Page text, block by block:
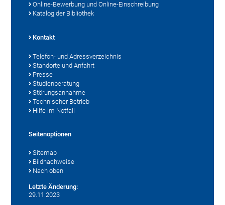
Online-Bewerbung und Online-Einschreibung
Katalog der Bibliothek
Kontakt
Telefon- und Adressverzeichnis
Standorte und Anfahrt
Presse
Studienberatung
Störungsannahme
Technischer Betrieb
Hilfe im Notfall
Seitenoptionen
Sitemap
Bildnachweise
Nach oben
Letzte Änderung:
29.11.2023